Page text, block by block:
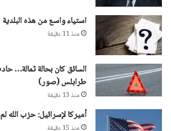
استياء واسع من هذه البلدية
منذ 11 دقيقة
السائق كان بحالة ثمالة…
طرابلس (صور)
منذ 13 دقيقة
أميركا لإسرائيل: حزب الله
منذ 15 دقيقة